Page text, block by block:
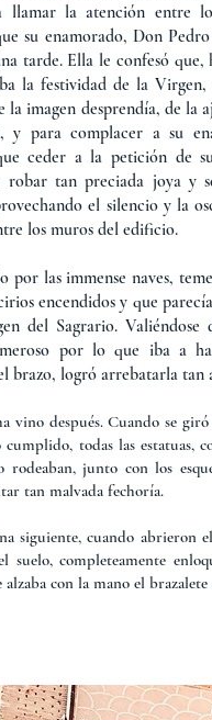
llamar la atención entre
su enamorado, Don
tarde. Ella le confesó
la festividad de la
la imagen desprendía, de la
y para complacer a su
ceder a la petición de
robar tan preciada joya y
el silencio y la
los muros del edificio.
por las immense naves,
encendidos y que
del Sagrario.
por lo que iba a
brazo, logró arrebatarla tan
vino después. Cuando se
todas las estatuas,
rodeaban, junto con los
tan malvada fechoría.
siguiente, cuando abrieron
suelo, completeamente
con la mano el